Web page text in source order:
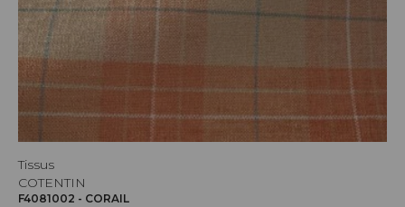
Tissus
COTENTIN
F4081002 - CORAIL